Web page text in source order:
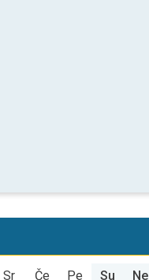
Sr Če Pe Su Ne